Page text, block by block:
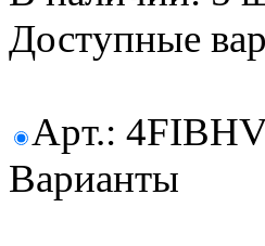
Доступные
Арт.:
Варианты